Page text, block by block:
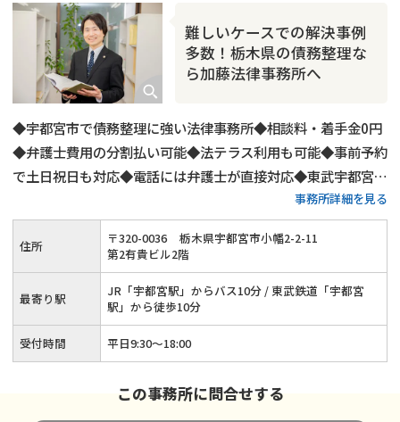
難しいケースでの解決事例
多数！栃木県の債務整理な
ら加藤法律事務所へ
◆宇都宮市で債務整理に強い法律事務所◆相談料・着手金0円
◆弁護士費用の分割払い可能◆法テラス利用も可能◆事前予約
で土日祝日も対応◆電話には弁護士が直接対応◆東武宇都宮線
宇都宮駅から徒歩10分◆相談者さま専用駐車場あり。事務所詳細を見る
住所 〒320-0036
栃木県宇都宮市小幡2-2-11
第2有貴ビル2階
最寄り駅
JR「宇都宮駅」からバス10分 / 東武鉄道「宇都宮
駅」から徒歩10分
受付時間 平日9:30～18:00
この事務所に問合せする